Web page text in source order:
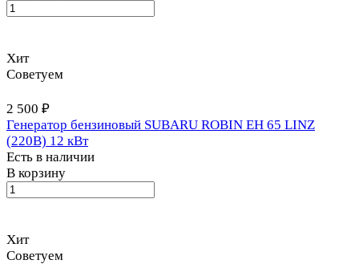
Хит
Советуем
2 500 ₽
Генератор бензиновый SUBARU ROBIN EH 65 LINZ
(220В) 12 кВт
Есть в наличии
В корзину
Хит
Советуем